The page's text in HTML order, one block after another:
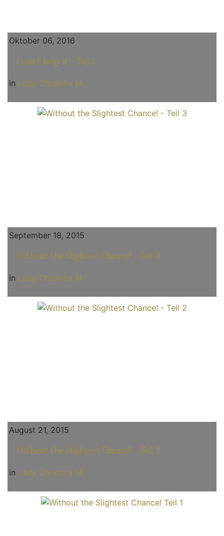
Oktober 06, 2016
I can´t help it - Teil 1
in Lady Christina M.
September 18, 2015
Without the Slightest Chance! - Teil 3
in Lady Christina M.
August 21, 2015
Without the Slightest Chance! - Teil 2
in Lady Christina M.